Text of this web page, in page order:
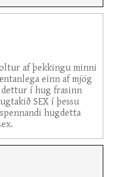
af þekkingu minni
einn af mjög
dettur í hug frasinn
SEX í þessu
hugdetta